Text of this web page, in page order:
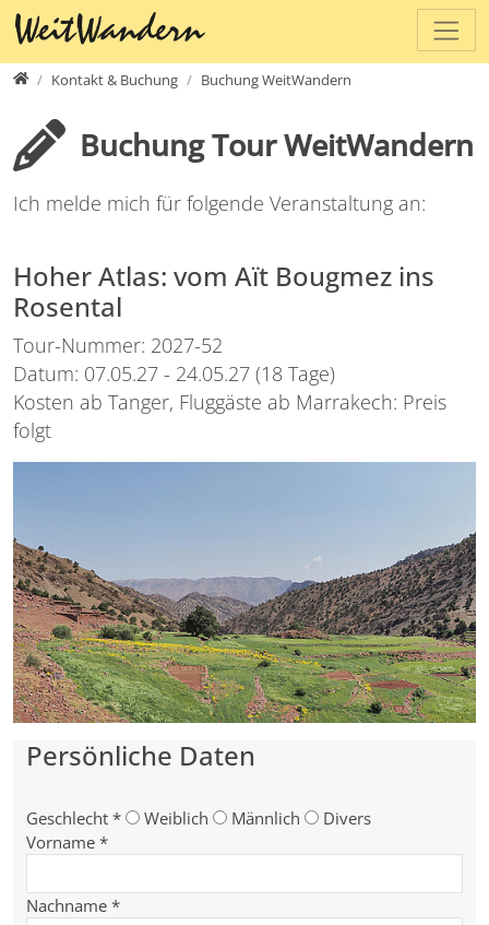
Direkt zur Hauptnavigation springen
Direkt zum Inhalt springen
www.weitwandern.ch
Kontakt & Buchung Buchung WeitWandern
Buchung Tour WeitWandern
Ich melde mich für folgende Veranstaltung an:
Hoher Atlas: vom Aït Bougmez ins
Rosental
Tour-Nummer: 2027-52
Datum: 07.05.27 - 24.05.27 (18 Tage)
Kosten ab Tanger, Fluggäste ab Marrakech: Preis
folgt
Persönliche Daten
Geschlecht * Weiblich Männlich
Divers
Vorname *
Nachname *